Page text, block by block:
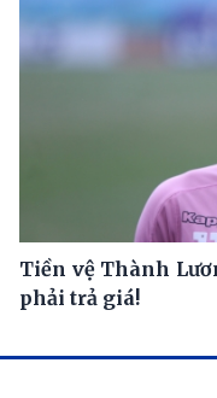
Tiền vệ Thành
phải trả giá!